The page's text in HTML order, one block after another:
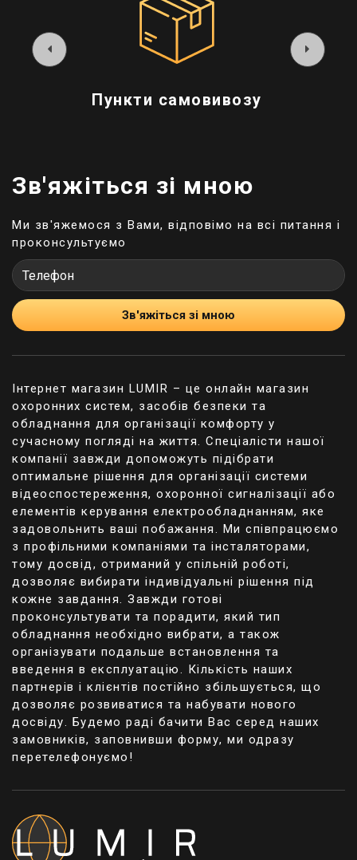
Пункти самовивозу
Зв'яжіться зі мною
Ми зв'яжемося з Вами, відповімо на всі питання і
проконсультуємо
Зв'яжіться зі мною
Інтернет магазин LUMIR – це онлайн магазин
охоронних систем, засобів безпеки та
обладнання для організації комфорту у
сучасному погляді на життя. Спеціалісти нашої
компанії завжди допоможуть підібрати
оптимальне рішення для організації системи
відеоспостереження, охоронної сигналізації або
елементів керування електрообладнанням, яке
задовольнить ваші побажання. Ми співпрацюємо
з профільними компаніями та інсталяторами,
тому досвід, отриманий у спільній роботі,
дозволяє вибирати індивідуальні рішення під
кожне завдання. Завжди готові
проконсультувати та порадити, який тип
обладнання необхідно вибрати, а також
організувати подальше встановлення та
введення в експлуатацію. Кількість наших
партнерів і клієнтів постійно збільшується, що
дозволяє розвиватися та набувати нового
досвіду. Будемо раді бачити Вас серед наших
замовників, заповнивши форму, ми одразу
перетелефонуємо!